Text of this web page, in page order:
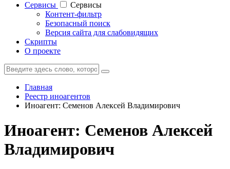
Cервисы
Cервисы
Контент-фильтр
Безопасный поиск
Версия сайта для слабовидящих
Скрипты
О проекте
Главная
Реестр иноагентов
Иноагент: Семенов Алексей Владимирович
Иноагент: Семенов Алексей
Владимирович